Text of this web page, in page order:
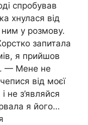
спробував
хнулася від
у розмову.
запитала
я прийшов
— Мене не
від моєї
не з’являйся
я його…